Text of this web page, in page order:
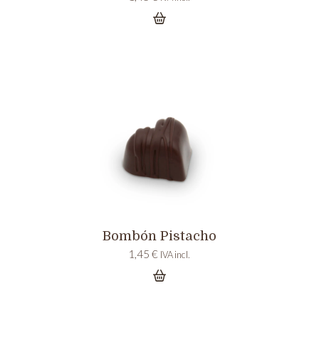
Bombón Pistacho
1,45€ IVA incl.